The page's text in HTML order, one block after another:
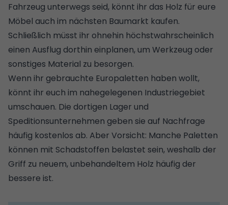
Fahrzeug unterwegs seid, könnt ihr das Holz für eure
Möbel auch im nächsten Baumarkt kaufen.
Schließlich müsst ihr ohnehin höchstwahrscheinlich
einen Ausflug dorthin einplanen, um Werkzeug oder
sonstiges Material zu besorgen.
Wenn ihr gebrauchte Europaletten haben wollt,
könnt ihr euch im nahegelegenen Industriegebiet
umschauen. Die dortigen Lager und
Speditionsunternehmen geben sie auf Nachfrage
häufig kostenlos ab. Aber Vorsicht: Manche Paletten
können mit Schadstoffen belastet sein, weshalb der
Griff zu neuem, unbehandeltem Holz häufig der
bessere ist.